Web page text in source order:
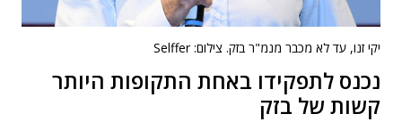
יקי זנו, עד לא מכבר מנמ"ר בזק. צילום: Selffer
נכנס לתפקידו באחת התקופות היותר
קשות של בזק